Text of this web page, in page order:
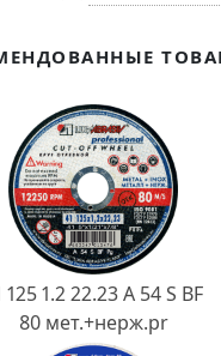
SiC смесь
125 1.2 22.23 A 54 S BF
80 мет.+нерж.pr